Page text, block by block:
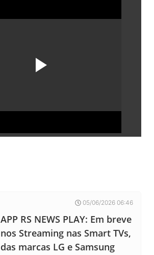
05/06/2026 06:46
APP RS NEWS PLAY: Em breve
nos Streaming nas Smart TVs,
das marcas LG e Samsung